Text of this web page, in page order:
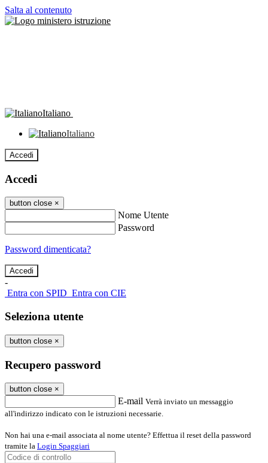
Salta al contenuto
Italiano
Italiano
Accedi
Accedi
button close ×
Nome Utente
Password
Password dimenticata?
-
Entra con SPID Entra con CIE
Seleziona utente
button close ×
Recupero password
button close ×
E-mail Verrà inviato un messaggio
all'indirizzo indicato con le istruzioni necessarie.
Non hai una e-mail associata al nome utente? Effettua il reset della password
tramite la Login Spaggiari